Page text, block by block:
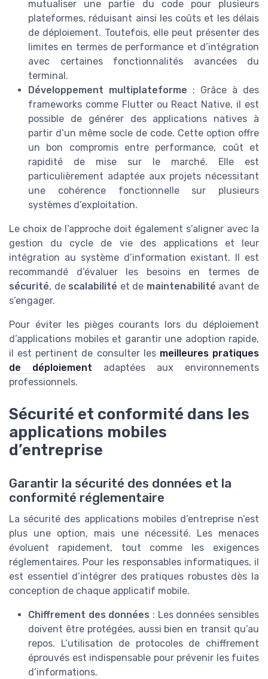
mutualiser une partie du code pour plusieurs
plateformes, réduisant ainsi les coûts et les délais
de déploiement. Toutefois, elle peut présenter des
limites en termes de performance et d’intégration
avec certaines fonctionnalités avancées du
terminal.
Développement multiplateforme : Grâce à des
frameworks comme Flutter ou React Native, il est
possible de générer des applications natives à
partir d’un même socle de code. Cette option offre
un bon compromis entre performance, coût et
rapidité de mise sur le marché. Elle est
particulièrement adaptée aux projets nécessitant
une cohérence fonctionnelle sur plusieurs
systèmes d’exploitation.
Le choix de l’approche doit également s’aligner avec la
gestion du cycle de vie des applications et leur
intégration au système d’information existant. Il est
recommandé d’évaluer les besoins en termes de
sécurité, de scalabilité et de maintenabilité avant de
s’engager.
Pour éviter les pièges courants lors du déploiement
d’applications mobiles et garantir une adoption rapide,
il est pertinent de consulter les meilleures pratiques
de déploiement adaptées aux environnements
professionnels.
Sécurité et conformité dans les
applications mobiles
d’entreprise
Garantir la sécurité des données et la
conformité réglementaire
La sécurité des applications mobiles d’entreprise n’est
plus une option, mais une nécessité. Les menaces
évoluent rapidement, tout comme les exigences
réglementaires. Pour les responsables informatiques, il
est essentiel d’intégrer des pratiques robustes dès la
conception de chaque applicatif mobile.
Chiffrement des données : Les données sensibles
doivent être protégées, aussi bien en transit qu’au
repos. L’utilisation de protocoles de chiffrement
éprouvés est indispensable pour prévenir les fuites
d’informations.